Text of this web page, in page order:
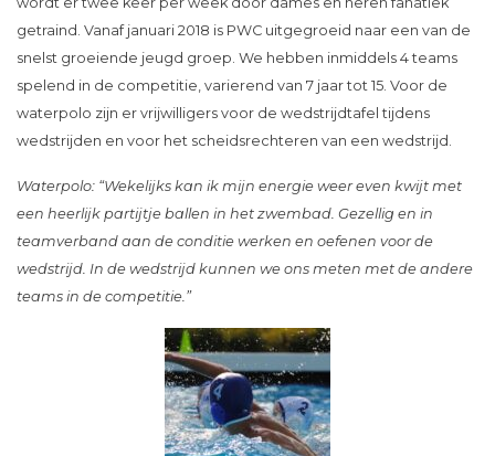
getraind. Vanaf januari 2018 is PWC uitgegroeid naar een van de
snelst groeiende jeugd groep. We hebben inmiddels 4 teams
spelend in de competitie, varierend van 7 jaar tot 15. Voor de
waterpolo zijn er vrijwilligers voor de wedstrijdtafel tijdens
wedstrijden en voor het scheidsrechteren van een wedstrijd.
Waterpolo: “Wekelijks kan ik mijn energie weer even kwijt met
een heerlijk partijtje ballen in het zwembad. Gezellig en in
teamverband aan de conditie werken en oefenen voor de
wedstrijd. In de wedstrijd kunnen we ons meten met de andere
teams in de competitie.”